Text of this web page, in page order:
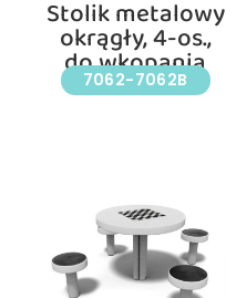
Stolik metalowy
okrągły, 4-os.,
do wkopania
7062-7062B